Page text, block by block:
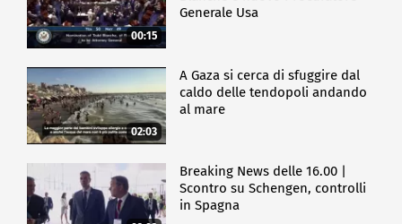
00:15
Generale Usa
02:03
A Gaza si cerca di sfuggire dal
caldo delle tendopoli andando
al mare
Breaking News delle 16.00 |
Scontro su Schengen, controlli
in Spagna